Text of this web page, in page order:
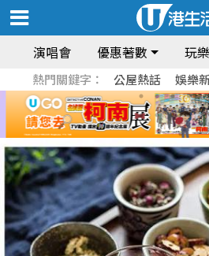
演唱會 優惠著數 玩
熱門關鍵字： 公屋熱話 娛樂